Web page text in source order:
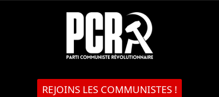
REJOINS LES COMMUNISTES !